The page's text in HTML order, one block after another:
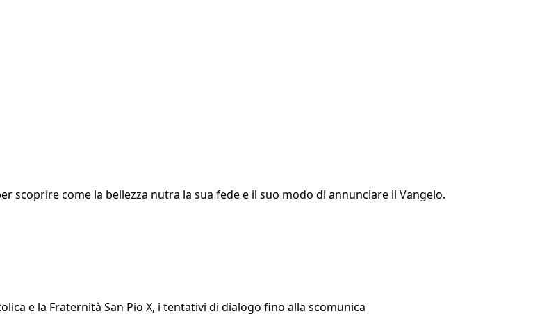
scoprire come la bellezza nutra la sua fede e il suo modo di annunciare il Vangelo.
e la Fraternità San Pio X, i tentativi di dialogo fino alla scomunica